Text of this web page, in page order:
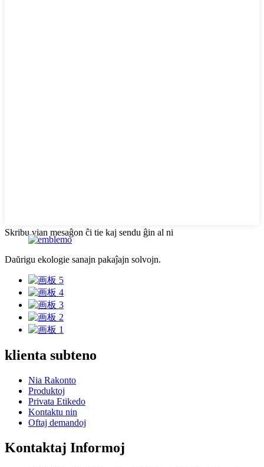
Skribu vian mesaĝon ĉi tie kaj sendu ĝin al ni
Daŭrigu ekologie sanajn pakaĵajn solvojn.
klienta subteno
Nia Rakonto
Produktoj
Privata Etikedo
Kontaktu nin
Oftaj demandoj
Kontaktaj Informoj